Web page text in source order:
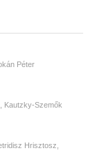
Péter
Kautzky-Szemők
Hrisztosz,